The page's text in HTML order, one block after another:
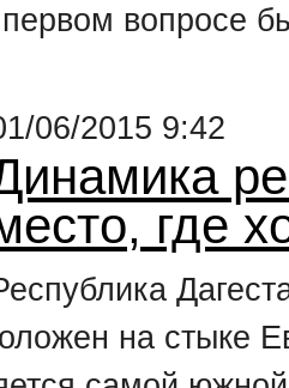
вопросе
06/2015 9:42
где
на стыке